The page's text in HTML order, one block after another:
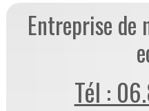
Entreprise de
Tél :